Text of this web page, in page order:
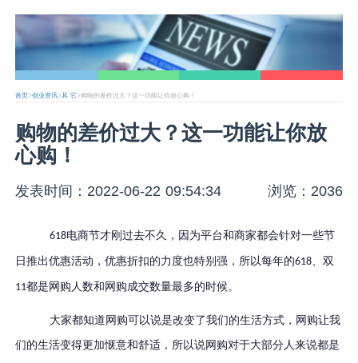
首页>创业资讯>其 它>购物的差价过大？这一功能让你放心购！
购物的差价过大？这一功能让你放
心购！
发表时间：2022-06-22 09:54:34 浏览：2036
618电商节才刚过去不久，因为平台和商家都会针对一些节
日推出优惠活动，优惠折扣的力度也特别强，所以每年的618、双
11都是网购人数和网购成交数量最多的时候。
大家都知道网购可以说是改变了我们的生活方式，网购让我
们的生活变得更加惬意和舒适，所以说网购对于大部分人来说都是